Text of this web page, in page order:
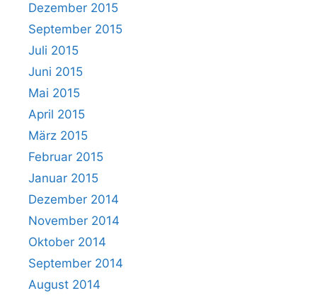
Dezember 2015
September 2015
Juli 2015
Juni 2015
Mai 2015
April 2015
März 2015
Februar 2015
Januar 2015
Dezember 2014
November 2014
Oktober 2014
September 2014
August 2014